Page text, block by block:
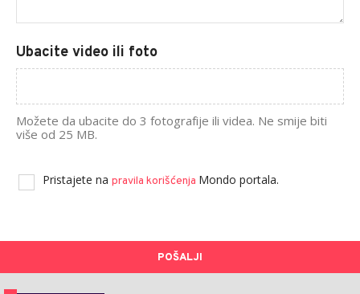
Ubacite video ili foto
Možete da ubacite do 3 fotografije ili videa. Ne smije biti
više od 25 MB.
Pristajete na pravila korišćenja Mondo portala.
POŠALJI